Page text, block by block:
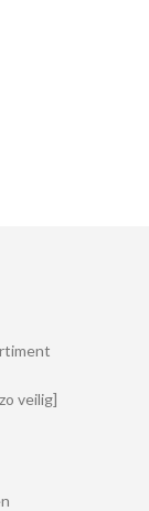
veilig]